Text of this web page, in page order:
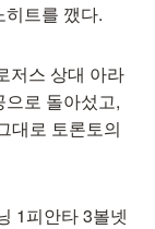
트를 깼다.
저스 상대 아라
로 돌아섰고,
대로 토론토의
1피안타 3볼넷